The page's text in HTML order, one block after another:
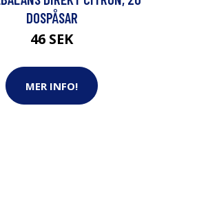
DOSPÅSAR
46 SEK
MER INFO!